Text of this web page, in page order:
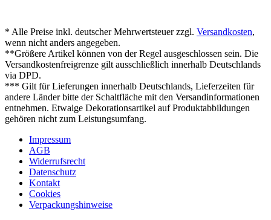
* Alle Preise inkl. deutscher Mehrwertsteuer zzgl. Versandkosten,
wenn nicht anders angegeben.
**Größere Artikel können von der Regel ausgeschlossen sein. Die
Versandkostenfreigrenze gilt ausschließlich innerhalb Deutschlands
via DPD.
*** Gilt für Lieferungen innerhalb Deutschlands, Lieferzeiten für
andere Länder bitte der Schaltfläche mit den Versandinformationen
entnehmen. Etwaige Dekorationsartikel auf Produktabbildungen
gehören nicht zum Leistungsumfang.
Impressum
AGB
Widerrufsrecht
Datenschutz
Kontakt
Cookies
Verpackungshinweise